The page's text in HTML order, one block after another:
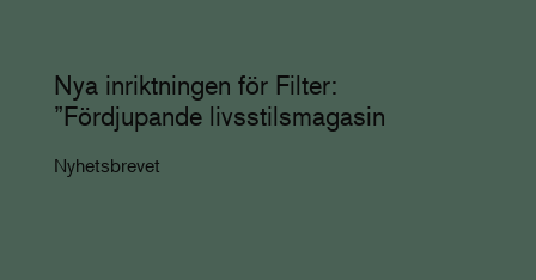
Nya inriktningen för Filter:
”Fördjupande livsstilsmagasin
Nyhetsbrevet